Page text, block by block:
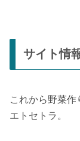
サイト情
これから野菜
エトセトラ。